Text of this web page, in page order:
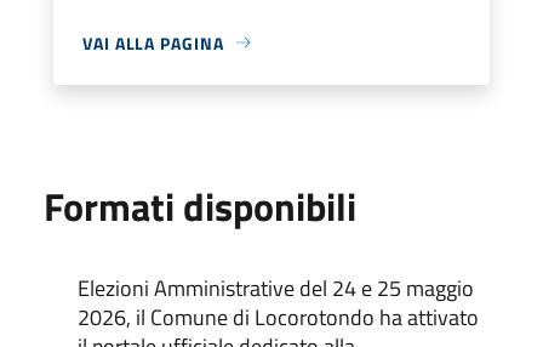
VAI ALLA PAGINA
Formati disponibili
Elezioni Amministrative del 24 e 25 maggio
2026, il Comune di Locorotondo ha attivato